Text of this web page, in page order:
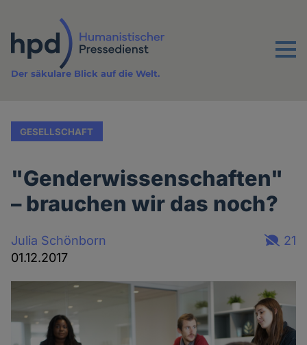
Inhalt
Menu
Der säkulare Blick auf die Welt.
GESELLSCHAFT
"Genderwissenschaften"
– brauchen wir das noch?
Julia Schönborn
01.12.2017
21